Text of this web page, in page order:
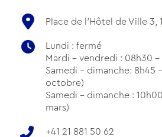
Place de l'Hôtel de Ville 3,
Lundi : fermé
Mardi - vendredi : 08h30 -
Samedi - dimanche: 8h45
octobre)
Samedi - dimanche :
mars)
+41 21 881 50 62